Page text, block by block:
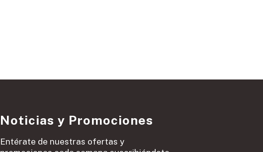
Noticias y Promociones
Entérate de nuestras ofertas y